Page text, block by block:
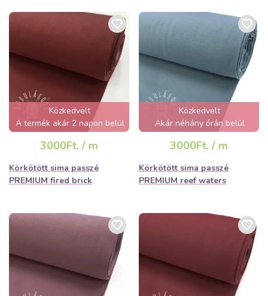
Közkedvelt
A termék akár 2 napon belül
elfogyhat!
3000Ft. / m
Körkötött sima passzé
PREMIUM fired brick
Közkedvelt
Akár néhány órán belül
elfogyhat!
3000Ft. / m
Körkötött sima passzé
PREMIUM reef waters